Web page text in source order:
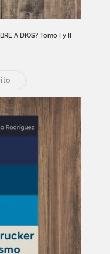
A DIOS? Tomo I y II